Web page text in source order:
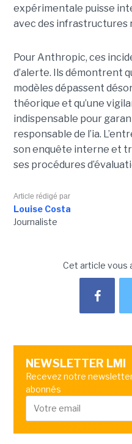
expérimentale puisse
avec des infrastructures
Pour Anthropic, ces
d’alerte. Ils démontrent
modèles dépassent
théorique et qu’une
indispensable pour
responsable de l’ia.
son enquête interne et
ses procédures
Article rédigé par
Louise Costa
Journaliste
Cet article vous
NEWSLETTER LMI
Recevez notre
abonnés